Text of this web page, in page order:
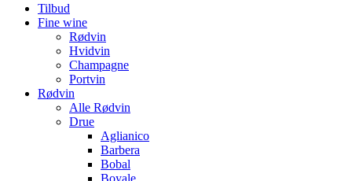
Tilbud
Fine wine
Rødvin
Hvidvin
Champagne
Portvin
Rødvin
Alle Rødvin
Drue
Aglianico
Barbera
Bobal
Boyale